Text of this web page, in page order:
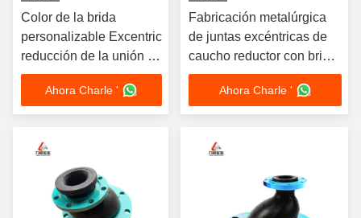
Color de la brida
personalizable Excentric
reducción de la unión de
goma para -15- 80 C de
temperatura
Ahora Charle '
Fabricación metalúrgica
de juntas excéntricas de
caucho reductor con brida
personalizable
Ahora Charle '